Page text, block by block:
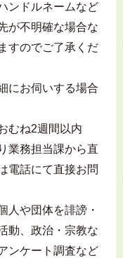
ンドルネームなど
が不明確な場合な
すのでご了承くだ
にお伺いする場合
むね2週間以内
業務担当課から直
電話にて直接お問
人や団体を誹謗・
動、政治・宗教な
ンケート調査など